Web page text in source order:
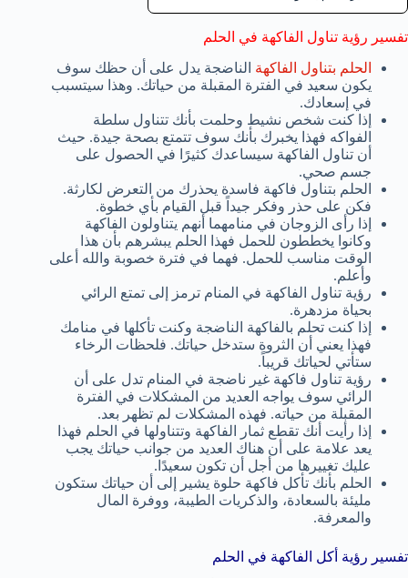
تفسير رؤية تناول الفاكهة في الحلم
الحلم بتناول الفاكهة الناضجة يدل على أن حظك سوف
يكون سعيد في الفترة المقبلة من حياتك. وهذا سيتسبب
في إسعادك.
إذا كنت شخص نشيط وحلمت بأنك تتناول سلطة
الفواكه فهذا يخبرك بأنك سوف تتمتع بصحة جيدة. حيث
أن تناول الفاكهة سيساعدك كثيرًا في الحصول على
جسم صحي.
الحلم بتناول فاكهة فاسدة يحذرك من التعرض لكارثة.
فكن على حذر وفكر جيداً قبل القيام بأي خطوة.
إذا رأى الزوجان في منامهما أنهم يتناولون الفاكهة
وكانوا يخططون للحمل فهذا الحلم يبشرهم بأن هذا
الوقت مناسب للحمل. فهما في فترة خصوبة والله أعلى
وأعلم.
رؤية تناول الفاكهة في المنام ترمز إلى تمتع الرائي
بحياة مزدهرة.
إذا كنت تحلم بالفاكهة الناضجة وكنت تأكلها في منامك
فهذا يعني أن الثروة ستدخل حياتك. فلحظات الرخاء
ستأتي لحياتك قريباً.
رؤية تناول فاكهة غير ناضجة في المنام تدل على أن
الرائي سوف يواجه العديد من المشكلات في الفترة
المقبلة من حياته. فهذه المشكلات لم تظهر بعد.
إذا رأيت أنك تقطع ثمار الفاكهة وتتناولها في الحلم فهذا
يعد علامة على أن هناك العديد من جوانب حياتك يجب
عليك تغييرها من أجل أن تكون سعيدًا.
الحلم بأنك تأكل فاكهة حلوة يشير إلى أن حياتك ستكون
مليئة بالسعادة، والذكريات الطيبة، ووفرة المال
والمعرفة.
تفسير رؤية أكل الفاكهة في الحلم